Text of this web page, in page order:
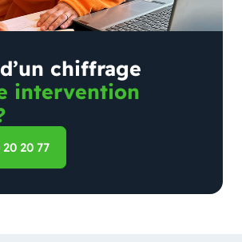
chiffrage
intervention
20 77